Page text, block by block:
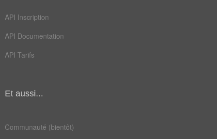
API Inscription
API Documentation
API Tarifs
Et aussi...
Communauté (bientôt)